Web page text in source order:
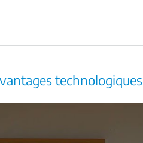
technologiques